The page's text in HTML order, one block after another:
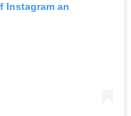
Instagram an